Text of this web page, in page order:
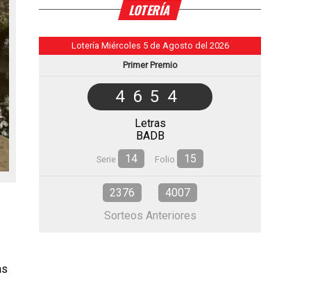
LOTERÍA
Lotería Miércoles 5 de Agosto del 2026
Primer Premio
4654
Letras
BADB
Serie 14 Folio 15
2376
4007
Sorteos Anteriores